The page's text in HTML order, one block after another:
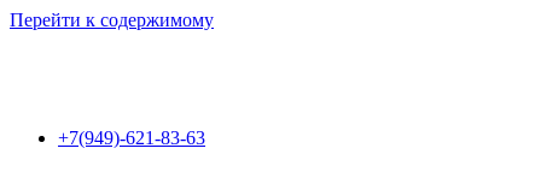
Перейти к содержимому
+7(949)-621-83-63